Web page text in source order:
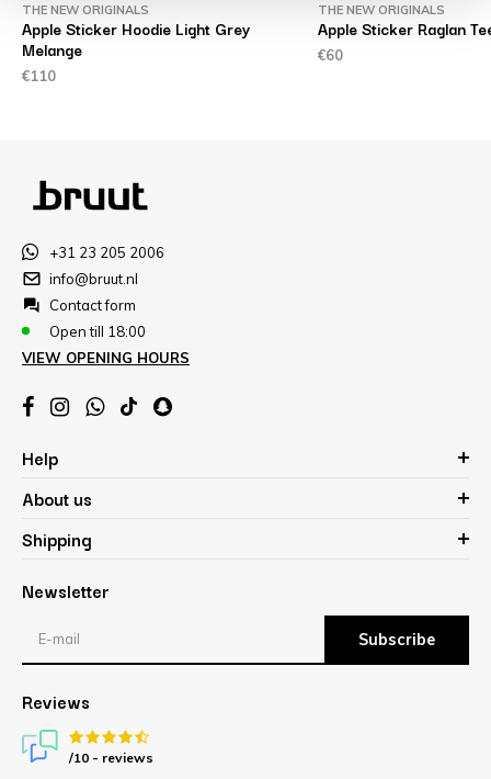
THE NEW ORIGINALS
Apple Sticker Hoodie Light Grey
Melange
€110
THE NEW ORIGINALS
Apple Sticker Raglan
€60
+31 23 205 2006
info@bruut.nl
Contact form
Open till 18:00
VIEW OPENING HOURS
Help
About us
Shipping
Newsletter
Subscribe
Reviews
/10 - reviews